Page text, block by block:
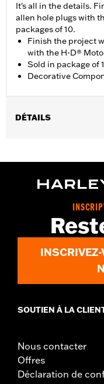
It's all in the details.
allen hole plugs with
packages of 10.
Finish the project
with the H-D®
Sold in package of
Decorative
DÉTAILS
Material Diameter UOM:
10 allen hole
WARRANTY:1 year
SOUTIEN À LA
Nous contacter
Offres
Déclaration de